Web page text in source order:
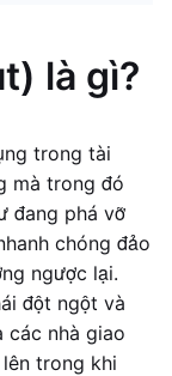
là gì?
trong tài
mà trong đó
đang phá vỡ
chóng đảo
ngược lại.
đột ngột và
các nhà giao
trong khi